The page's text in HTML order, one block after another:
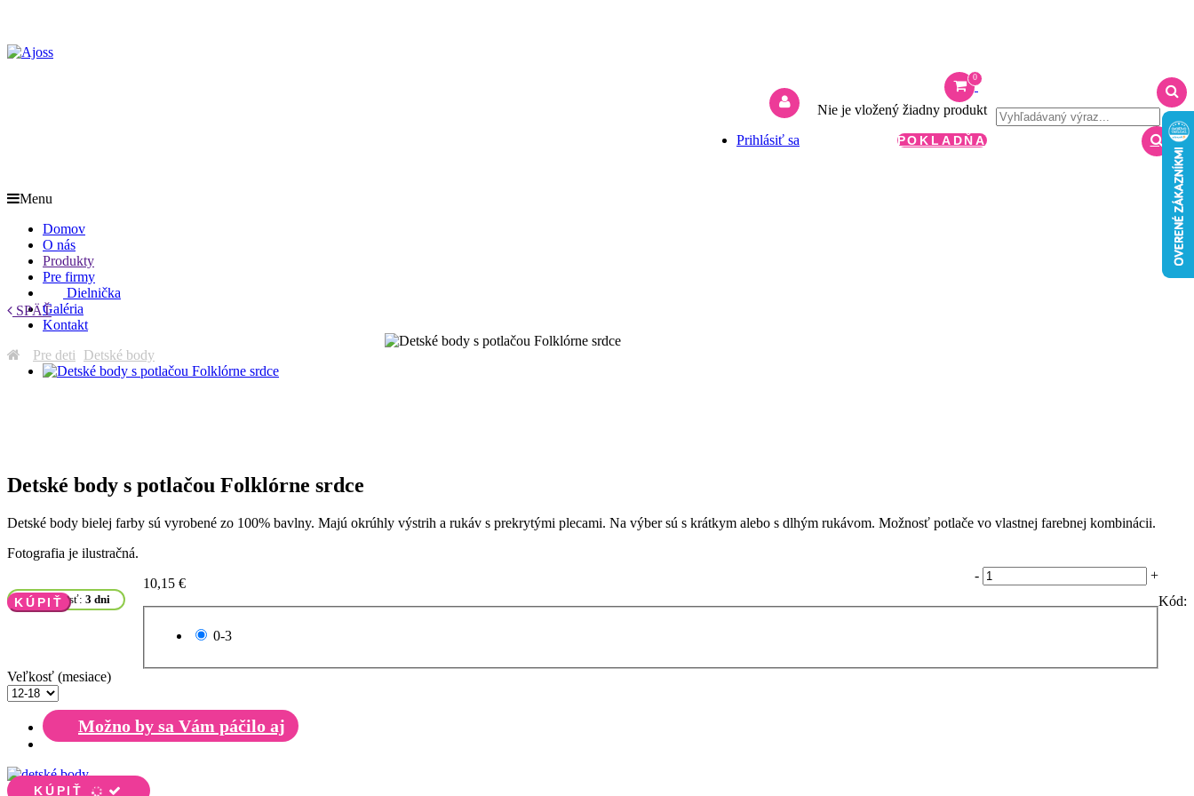
Prihlásiť sa
0
Nie je vložený žiadny produkt
POKLADŇA
Menu
Domov
O nás
Produkty
Pre firmy
Dielnička
Galéria
Kontakt
Pre deti
Detské body
SPÄŤ
Detské body s potlačou Folklórne srdce
Detské body bielej farby sú vyrobené zo 100% bavlny. Majú okrúhly výstrih a rukáv s prekrytými plecami. Na výber sú s krátkym alebo s dlhým rukávom. Možnosť potlače vo vlastnej farebnej kombinácii.
Fotografia je ilustračná.
Dostupnosť: 3 dni Kód:
10,15 €
- +
KÚPIŤ
0-3
Veľkosť (mesiace)
Možno by sa Vám páčilo aj
KÚPIŤ